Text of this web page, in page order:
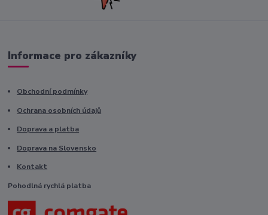
Informace pro zákazníky
Obchodní podmínky
Ochrana osobních údajů
Doprava a platba
Doprava na Slovensko
Kontakt
Pohodlná rychlá platba